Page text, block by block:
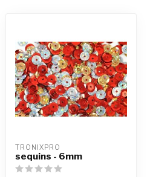
TRONIXPRO
sequins - 6mm